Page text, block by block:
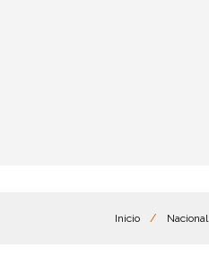
Inicio / Nacional